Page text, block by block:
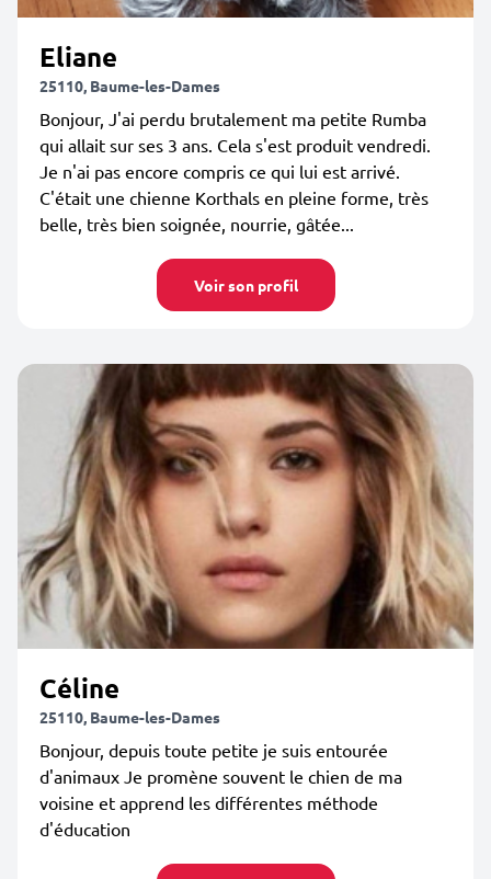
Eliane
25110, Baume-les-Dames
Bonjour, J'ai perdu brutalement ma petite Rumba
qui allait sur ses 3 ans. Cela s'est produit vendredi.
Je n'ai pas encore compris ce qui lui est arrivé.
C'était une chienne Korthals en pleine forme, très
belle, très bien soignée, nourrie, gâtée...
Voir son profil
Céline
25110, Baume-les-Dames
Bonjour, depuis toute petite je suis entourée
d'animaux Je promène souvent le chien de ma
voisine et apprend les différentes méthode
d'éducation